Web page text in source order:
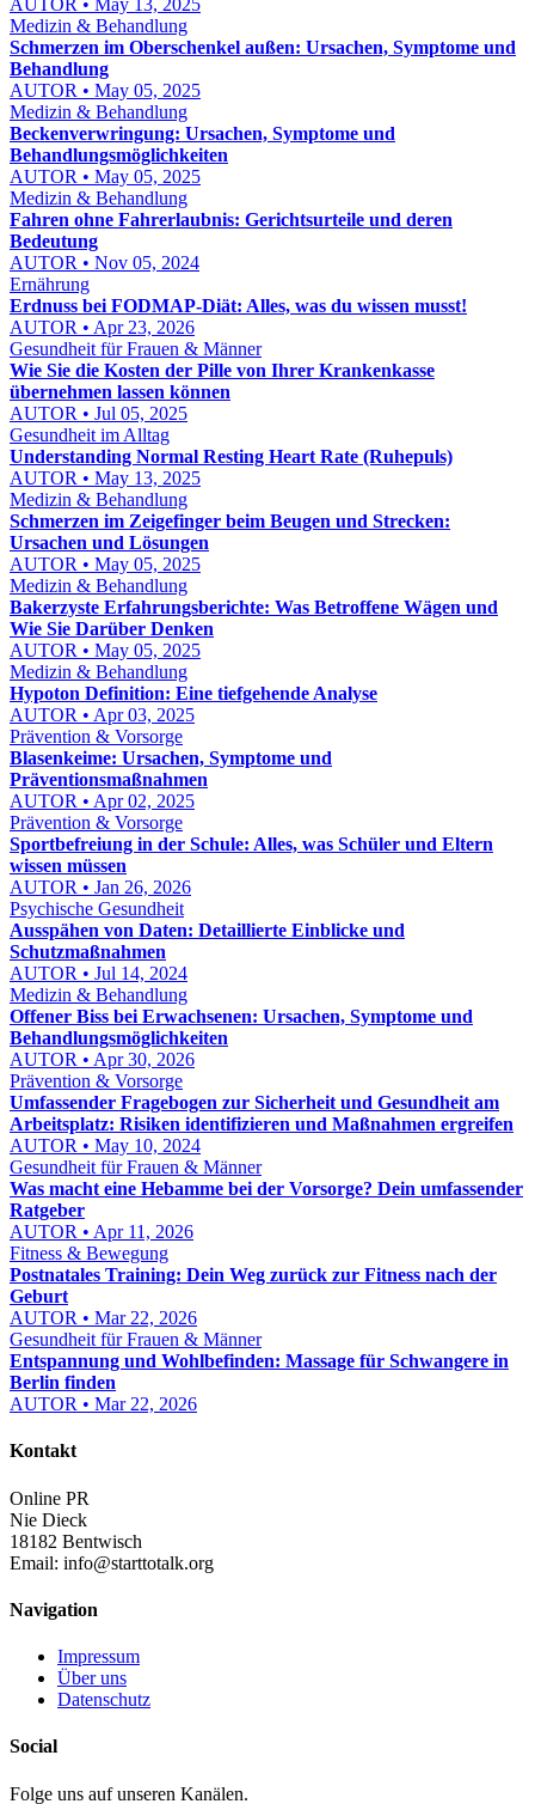
AUTOR • May 13, 2025
Medizin & Behandlung
Schmerzen im Oberschenkel außen: Ursachen, Symptome und
Behandlung
AUTOR • May 05, 2025
Medizin & Behandlung
Beckenverwringung: Ursachen, Symptome und
Behandlungsmöglichkeiten
AUTOR • May 05, 2025
Medizin & Behandlung
Fahren ohne Fahrerlaubnis: Gerichtsurteile und deren
Bedeutung
AUTOR • Nov 05, 2024
Ernährung
Erdnuss bei FODMAP-Diät: Alles, was du wissen musst!
AUTOR • Apr 23, 2026
Gesundheit für Frauen & Männer
Wie Sie die Kosten der Pille von Ihrer Krankenkasse
übernehmen lassen können
AUTOR • Jul 05, 2025
Gesundheit im Alltag
Understanding Normal Resting Heart Rate (Ruhepuls)
AUTOR • May 13, 2025
Medizin & Behandlung
Schmerzen im Zeigefinger beim Beugen und Strecken:
Ursachen und Lösungen
AUTOR • May 05, 2025
Medizin & Behandlung
Bakerzyste Erfahrungsberichte: Was Betroffene Wägen und
Wie Sie Darüber Denken
AUTOR • May 05, 2025
Medizin & Behandlung
Hypoton Definition: Eine tiefgehende Analyse
AUTOR • Apr 03, 2025
Prävention & Vorsorge
Blasenkeime: Ursachen, Symptome und
Präventionsmaßnahmen
AUTOR • Apr 02, 2025
Prävention & Vorsorge
Sportbefreiung in der Schule: Alles, was Schüler und Eltern
wissen müssen
AUTOR • Jan 26, 2026
Psychische Gesundheit
Ausspähen von Daten: Detaillierte Einblicke und
Schutzmaßnahmen
AUTOR • Jul 14, 2024
Medizin & Behandlung
Offener Biss bei Erwachsenen: Ursachen, Symptome und
Behandlungsmöglichkeiten
AUTOR • Apr 30, 2026
Prävention & Vorsorge
Umfassender Fragebogen zur Sicherheit und Gesundheit am
Arbeitsplatz: Risiken identifizieren und Maßnahmen ergreifen
AUTOR • May 10, 2024
Gesundheit für Frauen & Männer
Was macht eine Hebamme bei der Vorsorge? Dein umfassender
Ratgeber
AUTOR • Apr 11, 2026
Fitness & Bewegung
Postnatales Training: Dein Weg zurück zur Fitness nach der
Geburt
AUTOR • Mar 22, 2026
Gesundheit für Frauen & Männer
Entspannung und Wohlbefinden: Massage für Schwangere in
Berlin finden
AUTOR • Mar 22, 2026
Kontakt
Online PR
Nie Dieck
18182 Bentwisch
Email: info@starttotalk.org
Navigation
Impressum
Über uns
Datenschutz
Social
Folge uns auf unseren Kanälen.